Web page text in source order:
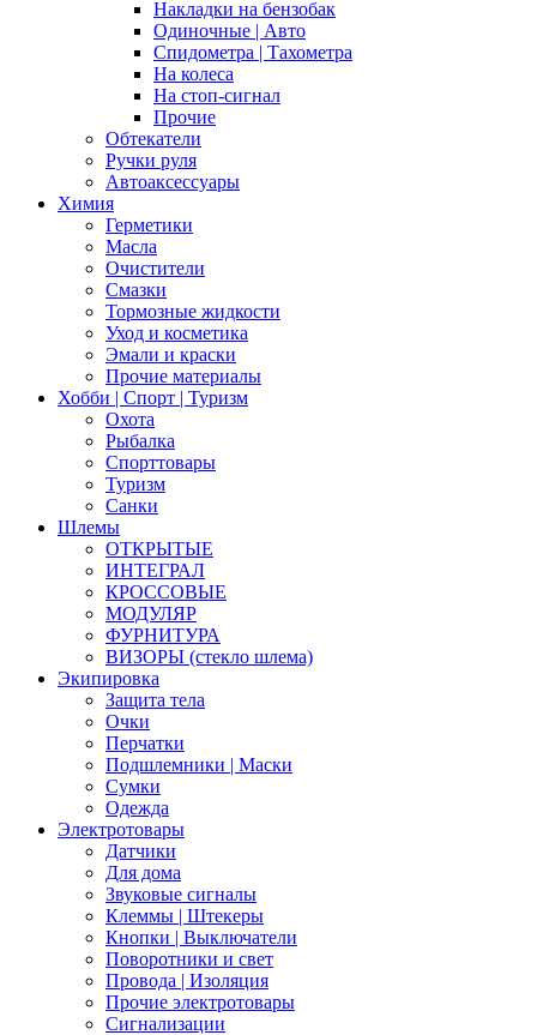
Накладки на бензобак
Одиночные | Авто
Спидометра | Тахометра
На колеса
На стоп-сигнал
Прочие
Обтекатели
Ручки руля
Автоаксессуары
Химия
Герметики
Масла
Очистители
Смазки
Тормозные жидкости
Уход и косметика
Эмали и краски
Прочие материалы
Хобби | Cпорт | Туризм
Охота
Рыбалка
Спорттовары
Туризм
Санки
Шлемы
ОТКРЫТЫЕ
ИНТЕГРАЛ
КРОССОВЫЕ
МОДУЛЯР
ФУРНИТУРА
ВИЗОРЫ (стекло шлема)
Экипировка
Защита тела
Очки
Перчатки
Подшлемники | Маски
Сумки
Одежда
Электротовары
Датчики
Для дома
Звуковые сигналы
Клеммы | Штекеры
Кнопки | Выключатели
Поворотники и свет
Провода | Изоляция
Прочие электротовары
Сигнализации